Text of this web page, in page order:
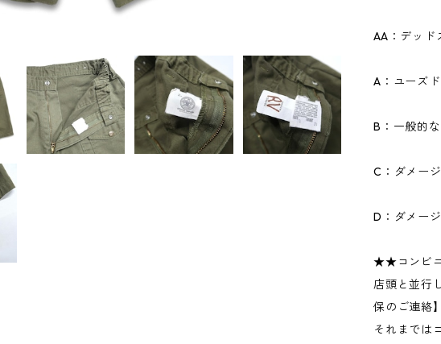
AA：デッド
A：ユーズ
B：一般的
C：ダメー
D：ダメー
★★コンビ
店頭と並行
保のご連絡
それまでは